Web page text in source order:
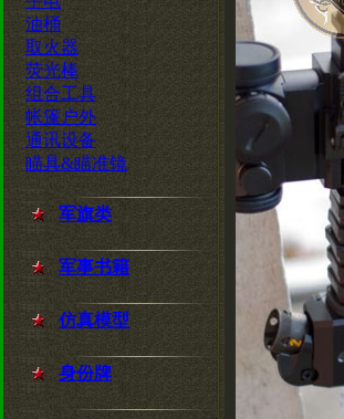
油桶
取火器
荧光棒
组合工具
帐篷户外
通讯设备
瞄具&瞄准镜
军旗类
军事书籍
仿真模型
身份牌